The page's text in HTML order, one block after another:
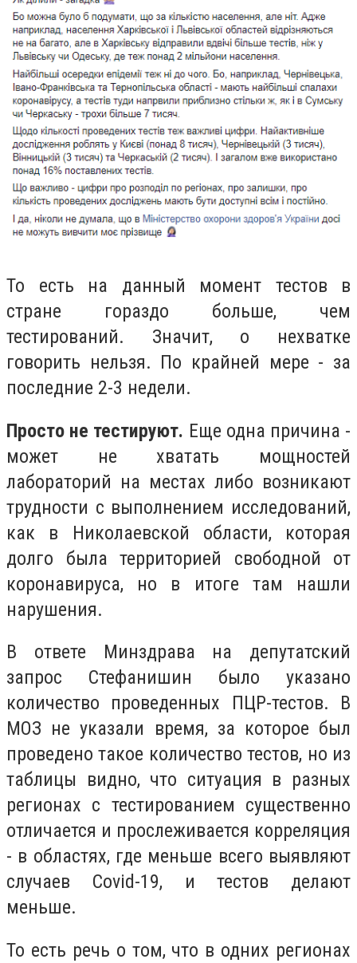
То есть на данный момент тестов в
стране гораздо больше, чем
тестирований. Значит, о нехватке
говорить нельзя. По крайней мере - за
последние 2-3 недели.
Просто не тестируют. Еще одна причина -
может не хватать мощностей
лабораторий на местах либо возникают
трудности с выполнением исследований,
как в Николаевской области, которая
долго была территорией свободной от
коронавируса, но в итоге там нашли
нарушения.
В ответе Минздрава на депутатский
запрос Стефанишин было указано
количество проведенных ПЦР-тестов. В
МОЗ не указали время, за которое был
проведено такое количество тестов, но из
таблицы видно, что ситуация в разных
регионах с тестированием существенно
отличается и прослеживается корреляция
- в областях, где меньше всего выявляют
случаев Covid-19, и тестов делают
меньше.
То есть речь о том, что в одних регионах